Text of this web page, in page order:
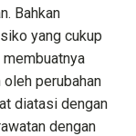
Bahkan
yang cukup
perubahan
diatasi dengan
dengan